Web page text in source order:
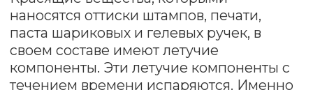
пострадал от воздействия химических
веществ или пожара, находился во
влажном помещении, сырости, если
ему более 3-х лет.